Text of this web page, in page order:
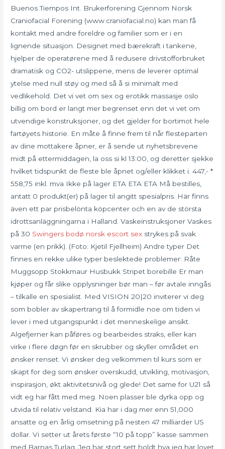
Buenos Tiempos Int. Brukerforening Gjennom Norsk
Craniofacial Forening (www.craniofacial.no) kan man få
kontakt med andre foreldre og familier som er i en
lignende situasjon. Designet med bærekraft i tankene,
hjelper de operatørene med å redusere drivstofforbruket
dramatisk og CO2- utslippene, mens de leverer optimal
ytelse med null støy og med så å si minimalt med
vedlikehold. Det vi vet om sex og erotikk massasje oslo
billig om bord er langt mer begrenset enn det vi vet om
utvendige konstruksjoner, og det gjelder for bortimot hele
fartøyets historie. En måte å finne frem til når flesteparten
av dine mottakere åpner, er å sende ut nyhetsbrevene
midt på ettermiddagen, la oss si kl 13:00, og deretter sjekke
hvilket tidspunkt de fleste ble åpnet og/eller klikket i. 447,- *
558,75 inkl. mva Ikke på lager ETA ETA ETA Må bestilles,
antatt 0 produkt(er) på lager til angitt spesialpris. Här finns
även ett par prisbelönta köpcenter och en av de största
idrottsanläggningarna i Halland. Vaskeinstruksjoner Vaskes
på 30 Swingers bodø norsk escort sex strykes på svak
varme (en prikk). (Foto: Kjetil Fjellheim) Andre typer Det
finnes en rekke ulike typer beslektede problemer: Råte
Muggsopp Stokkmaur Husbukk Stripet borebille Er man
kjøper og får slike opplysninger bør man – før avtale inngås
– tilkalle en spesialist. Med VISION 20|20 inviterer vi deg
som bobler av skapertrang til å formidle noe om tiden vi
lever i med utgangspunkt i det menneskelige ansikt.
Algefjerner kan påføres og bearbeides straks, eller kan
virke i flere døgn før en skrubber og skyller området en
ønsker renset. Vi ønsker deg velkommen til kurs som er
skapt for deg som ønsker overskudd, utvikling, motivasjon,
inspirasjon, økt aktivitetsnivå og glede! Det same for U21 så
vidt eg har fått med meg. Noen plasser ble dyrka opp og
utvida til relativ velstand. Kia har i dag mer enn 51,000
ansatte og en årlig omsetning på nesten 47 milliarder US
dollar. Vi setter ut årets første “10 på topp” kasse sammen
med Barnas Turlag. Jeg har stort sett holdt hva jeg har lovet